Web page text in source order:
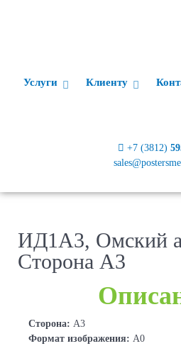
Услуги Клиенту
+7 (3812)
ИД1А3, Омский
Сторона А3
Сторона: А3
Формат изображения: А0